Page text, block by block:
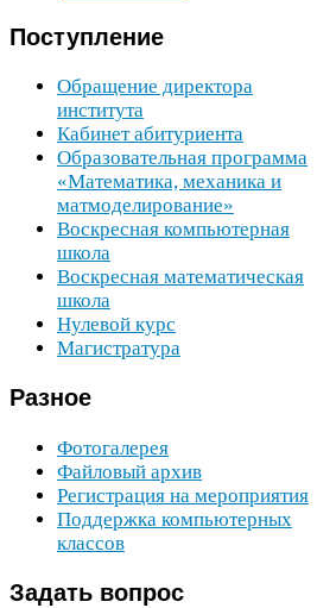
Поступление
Обращение директора
института
Кабинет абитуриента
Образовательная программа
«Математика, механика и
матмоделирование»
Воскресная компьютерная
школа
Воскресная математическая
школа
Нулевой курс
Магистратура
Разное
Фотогалерея
Файловый архив
Регистрация на мероприятия
Поддержка компьютерных
классов
Задать вопрос